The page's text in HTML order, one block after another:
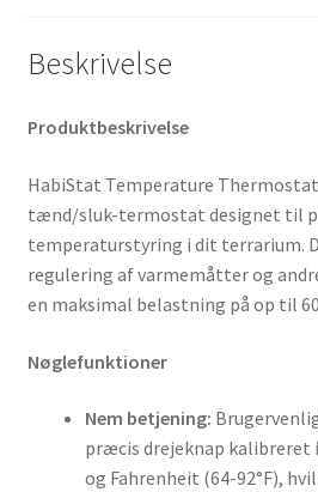
Beskrivelse
Produktbeskrivelse
HabiStat Temperature
tænd/sluk-termostat designet til
temperaturstyring i dit terrarium.
regulering af varmemåtter og
en maksimal belastning på op til
Nøglefunktioner
Nem betjening:
præcis drejeknap kalibreret i
og Fahrenheit (64-92°F),